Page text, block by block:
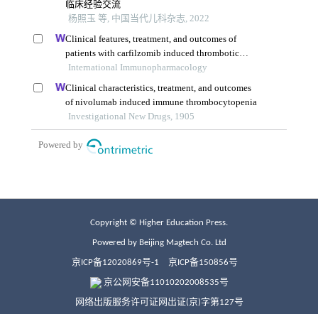
Copyright © Higher Education Press.
Powered by Beijing Magtech Co. Ltd
京ICP备12020869号-1 京ICP备150856号
京公网安备11010202008535号
网络出版服务许可证网出证(京)字第127号